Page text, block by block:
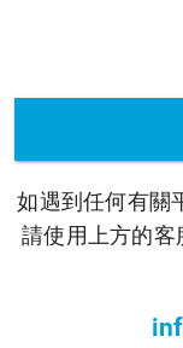
如遇到任何有關
請使用上方的